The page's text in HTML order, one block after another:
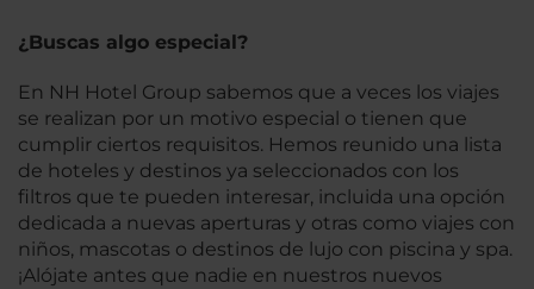
¿Buscas algo especial?
En NH Hotel Group sabemos que a veces los viajes
se realizan por un motivo especial o tienen que
cumplir ciertos requisitos. Hemos reunido una lista
de hoteles y destinos ya seleccionados con los
filtros que te pueden interesar, incluida una opción
dedicada a nuevas aperturas y otras como viajes con
niños, mascotas o destinos de lujo con piscina y spa.
¡Alójate antes que nadie en nuestros nuevos